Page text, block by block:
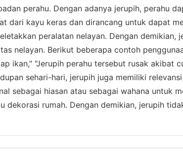
perahu. Dengan adanya jerupih, perahu
dari kayu keras dan dirancang untuk dapat
peralatan nelayan. Dengan
nelayan. Berikut beberapa contoh
ikan," "Jerupih perahu tersebut rusak akibat
sehari-hari, jerupih juga memiliki
sebagai hiasan atau sebagai wahana untuk
rumah. Dengan demikian, jerupih